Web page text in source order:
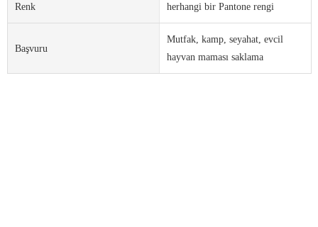
Renk herhangi bir Pantone rengi
Başvuru
Mutfak, kamp, ​​seyahat, evcil
hayvan maması saklama